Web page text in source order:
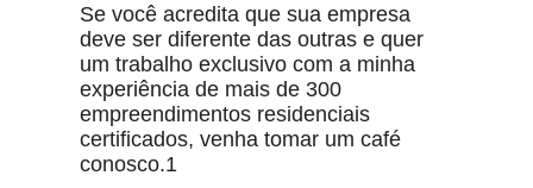
Se você acredita que sua empresa
deve ser diferente das outras e quer
um trabalho exclusivo com a minha
experiência de mais de 300
empreendimentos residenciais
certificados, venha tomar um café
conosco.1